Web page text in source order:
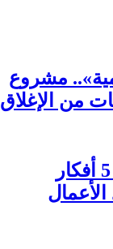
مشروع
من الإغلاق
بتكاليف أقل ومرونة عالية.. 5 أفكار